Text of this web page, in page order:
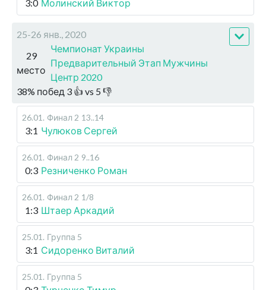
3:0 Молинский Виктор
25-26 янв., 2020
29
место
Чемпионат Украины
Предварительный Этап Мужчины
Центр 2020
38% побед 3 👍 vs 5 👎
26.01 . Финал 2 13..14
3:1 Чулюков Сергей
26.01 . Финал 2 9..16
0:3 Резниченко Роман
26.01 . Финал 2 1/8
1:3 Штаер Аркадий
25.01 . Группа 5
3:1 Сидоренко Виталий
25.01 . Группа 5